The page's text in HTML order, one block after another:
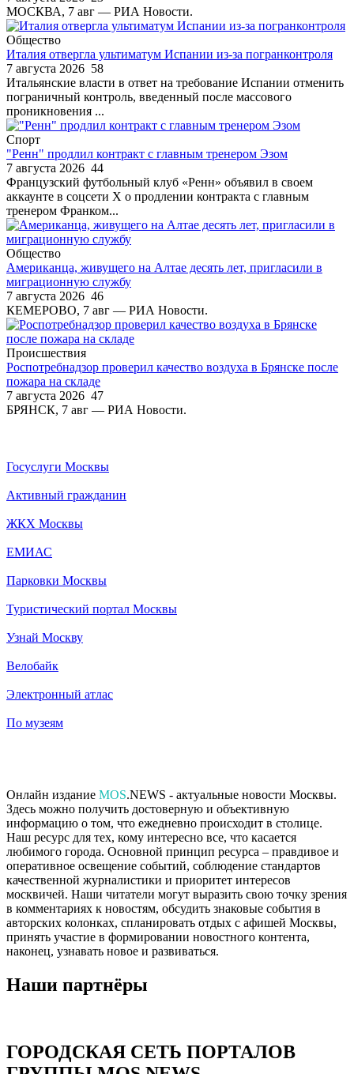
МОСКВА, 7 авг — РИА Новости.
Общество
Италия отвергла ультиматум Испании из-за погранконтроля
7 августа 2026 58
Итальянские власти в ответ на требование Испании отменить
пограничный контроль, введенный после массового
проникновения ...
Спорт
"Ренн" продлил контракт с главным тренером Эзом
7 августа 2026 44
Французский футбольный клуб «Ренн» объявил в своем
аккаунте в соцсети X о продлении контракта с главным
тренером Франком...
Общество
Американца, живущего на Алтае десять лет, пригласили в
миграционную службу
7 августа 2026 46
КЕМЕРОВО, 7 авг — РИА Новости.
Происшествия
Роспотребнадзор проверил качество воздуха в Брянске после
пожара на складе
7 августа 2026 47
БРЯНСК, 7 авг — РИА Новости.
Госуслуги Москвы
Активный гражданин
ЖКХ Москвы
ЕМИАС
Парковки Москвы
Туристический портал Москвы
Узнай Москву
Велобайк
Электронный атлас
По музеям
Онлайн издание MOS.NEWS - актуальные новости Москвы.
Здесь можно получить достоверную и объективную
информацию о том, что ежедневно происходит в столице.
Наш ресурс для тех, кому интересно все, что касается
любимого города. Основной принцип ресурса – правдивое и
оперативное освещение событий, соблюдение стандартов
качественной журналистики и приоритет интересов
москвичей. Наши читатели могут выразить свою точку зрения
в комментариях к новостям, обсудить знаковые события в
авторских колонках, спланировать отдых с афишей Москвы,
принять участие в формировании новостного контента,
наконец, узнавать новое и развиваться.
Наши партнёры
ГОРОДСКАЯ СЕТЬ ПОРТАЛОВ